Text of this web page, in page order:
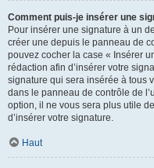
Comment puis-je insérer une
Pour insérer une signature à un
créer une depuis le panneau de
pouvez cocher la case « Insérer
rédaction afin d’insérer votre
signature qui sera insérée à tous
dans le panneau de contrôle de
option, il ne vous sera plus utile
d’insérer votre signature.
Haut